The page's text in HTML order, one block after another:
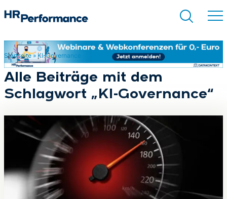
Suchen
Startseite» KI-Governance
Alle Beiträge mit dem
Schlagwort „KI-Governance“